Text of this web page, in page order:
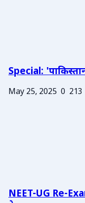
Special:
May 25, 2025 0 213
NEET-UG Re-